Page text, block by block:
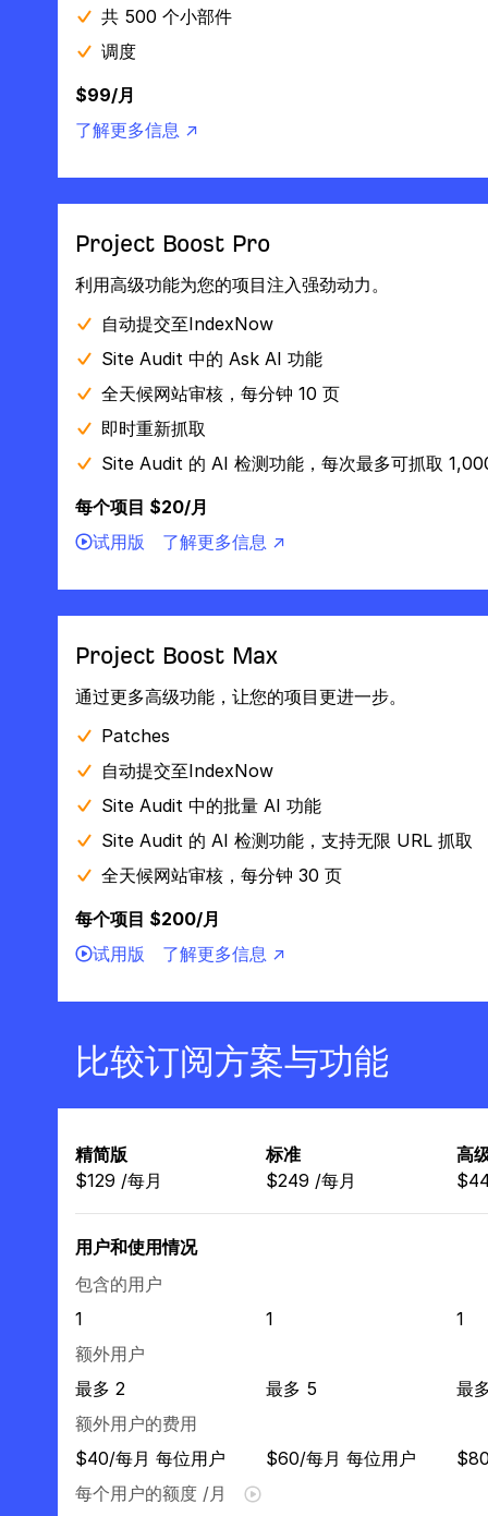
共 500 个小部件
调度
$99/月
了解更多信息 ↗
Project Boost Pro
利用高级功能为您的项目注入强劲动力。
自动提交至IndexNow
Site Audit 中的 Ask AI 功能
全天候网站审核，每分钟 10 页
即时重新抓取
Site Audit 的 AI 检测功能，每次最多可抓取
每个项目 $20/月
试用版
了解更多信息 ↗
Project Boost Max
通过更多高级功能，让您的项目更进一步。
Patches
自动提交至IndexNow
Site Audit 中的批量 AI 功能
Site Audit 的 AI 检测功能，支持无限 URL 抓取
全天候网站审核，每分钟 30 页
每个项目 $200/月
试用版
了解更多信息 ↗
比较订阅方案与功能
精简版
$129 /每月
标准
$249 /每月
高
$
用户和使用情况
包含的用户
1
1
1
额外用户
最多 2
最多 5
最
额外用户的费用
$40/每月 每位用户
$60/每月 每位用户
每个用户的额度 /月